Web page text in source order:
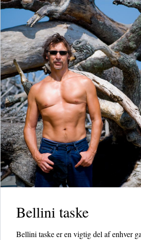
Bellini taske
Bellini taske er en vigtig del af enhver